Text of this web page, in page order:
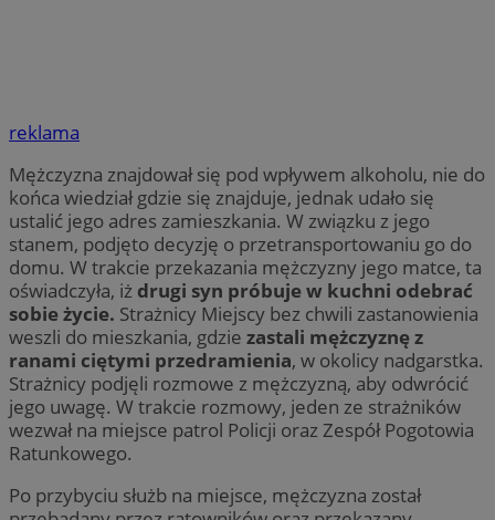
reklama
Mężczyzna znajdował się pod wpływem alkoholu, nie do
końca wiedział gdzie się znajduje, jednak udało się
ustalić jego adres zamieszkania. W związku z jego
stanem, podjęto decyzję o przetransportowaniu go do
domu. W trakcie przekazania mężczyzny jego matce, ta
oświadczyła, iż drugi syn próbuje w kuchni odebrać
sobie życie. Strażnicy Miejscy bez chwili zastanowienia
weszli do mieszkania, gdzie zastali mężczyznę z
ranami ciętymi przedramienia, w okolicy nadgarstka.
Strażnicy podjęli rozmowe z mężczyzną, aby odwrócić
jego uwagę. W trakcie rozmowy, jeden ze strażników
wezwał na miejsce patrol Policji oraz Zespół Pogotowia
Ratunkowego.
Po przybyciu służb na miejsce, mężczyzna został